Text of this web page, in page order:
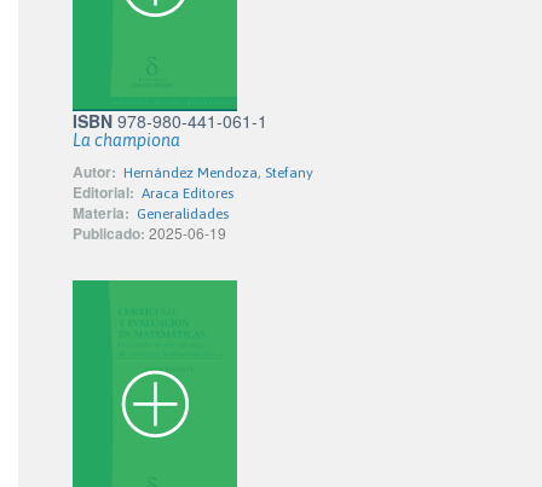
ISBN 978-980-441-061-1
La championa
Autor: Hernández Mendoza, Stefany
Editorial: Araca Editores
Materia: Generalidades
Publicado: 2025-06-19